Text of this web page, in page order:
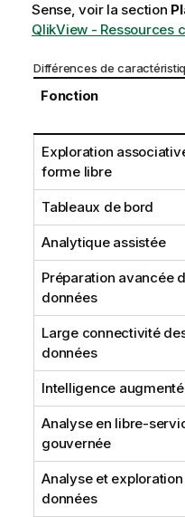
Sense, voir la section
QlikView - Ressources
Différences de
Fonction
Exploration
forme libre
Tableaux de bord
Analytique assistée
Préparation avancée
données
Large connectivité
données
Intelligence
Analyse en libre-
gouvernée
Analyse et
données